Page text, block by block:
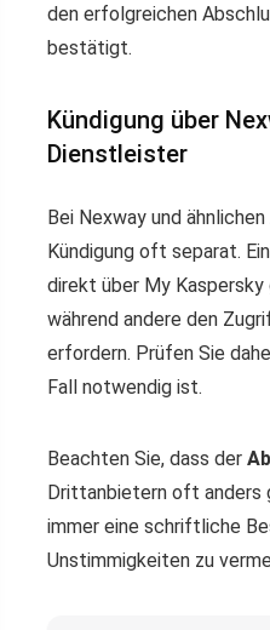
den erfolgreichen
bestätigt.
Kündigung über
Dienstleister
Bei Nexway und
Kündigung oft separat.
direkt über My
während andere den
erfordern. Prüfen Sie
Fall notwendig ist.
Beachten Sie, dass der
Drittanbietern oft anders
immer eine schriftliche
Unstimmigkeiten zu